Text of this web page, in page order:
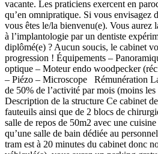
vacante. Les praticiens exercent en
qu’en omnipratique. Si vous envisagez
vous êtes le/la bienvenu(e). Vous aurez
à l’implantologie par un dentiste
diplômé(e) ? Aucun soucis, le cabinet
progression ! Équipements –
optique – Moteur endo woodpecker
– Piézo – Microscope Rémunération
de 50% de l’activité par mois (moins les
Description de la structure Ce cabinet
fauteuils ainsi que de 2 blocs de
salle de repos de 50m2 avec une
qu’une salle de bain dédiée au
tram est à 20 minutes du cabinet donc